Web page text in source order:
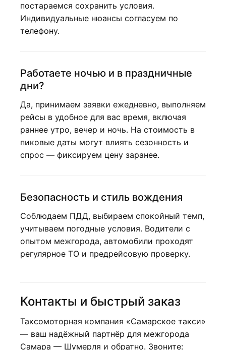
постараемся сохранить условия.
Индивидуальные нюансы согласуем по
телефону.
Работаете ночью и в праздничные
дни?
Да, принимаем заявки ежедневно, выполняем
рейсы в удобное для вас время, включая
раннее утро, вечер и ночь. На стоимость в
пиковые даты могут влиять сезонность и
спрос — фиксируем цену заранее.
Безопасность и стиль вождения
Соблюдаем ПДД, выбираем спокойный темп,
учитываем погодные условия. Водители с
опытом межгорода, автомобили проходят
регулярное ТО и предрейсовую проверку.
Контакты и быстрый заказ
Таксомоторная компания «Самарское такси»
— ваш надёжный партнёр для межгорода
Самара — Шумерля и обратно. Звоните: